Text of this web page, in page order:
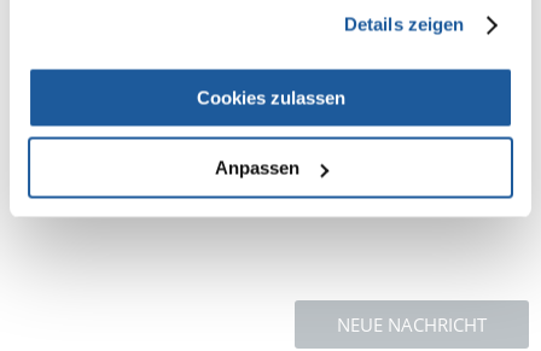
Details zeigen
Cookies zulassen
Anpassen
Whiskas Junior Huhn ist ein Trocken-Alleinfuttermittel für
braunen Stückchen, Öle und Fette, pflanzliche Eiweissextrakte,
Mineralstoffe, Milch und Molkereierzeugnisse (0,7% Magermilchpulver
in den gefüllten Stückchen, das entspricht 4% Magermilch), pflanzliche
Nebenerzeugnisse, Gemüse (4% Karotten in den orangen Stückchen, 4%
Erbsen in den grünen Stückchen).
NEUE NACHRICHT